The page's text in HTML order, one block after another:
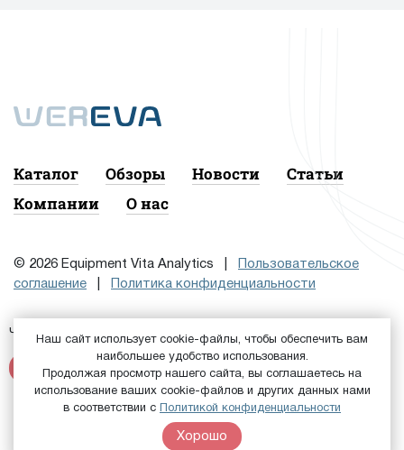
Каталог Обзоры Новости
Статьи
Компании
О нас
© 2026 Equipment Vita Analytics |
Пользовательское
соглашение
Политика конфиденциальности
Чтобы подписаться на рассылку, сначала Войдите или
Зарегистрируйтесь
Наш сайт использует cookie-файлы, чтобы обеспечить вам
наибольшее удобство использования.
Продолжая просмотр нашего сайта, вы соглашаетесь на
использование ваших cookie-файлов и других данных нами
в соответствии с
Политикой конфиденциальности
Хорошо